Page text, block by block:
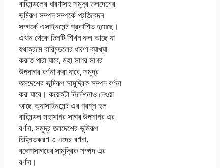
বারিমন্ডলের ধারণাসহ সমুদ্র তলদেশের
ভূমিরূপ সম্পদ সম্পর্কে প্রতিবেদন
সম্পর্কে এসাইনমেন্ট প্রকাশিত হয়েছে।
এখান থেকে তিনটি শিখন ফল আছে যা
যথাক্রমে বারিমন্ডলের ধারণা ব্যাখ্যা
করতে পারা যাবে, মহা সাগর সাগর
উপসাগর বর্ণনা করা যাবে, সমুদ্র
তলদেশের ভূমিরূপ সামুদ্রিক সম্পদ বর্ণনা
করা যাবে। কয়েকটা নির্দেশনাও দেওয়া
আছে অ্যাসাইনমেন্ট এর প্রশ্ন হল
বারিমন্ডল মহাসাগর সাগর উপসাগর এর
বর্ণনা, সমুদ্র তলদেশের ভূমিরূপ
চিহ্নিতকরণ ও এদের বর্ণনা,
বঙ্গোপসাগরের সামুদ্রিক সম্পদ এর
বর্ণনা।